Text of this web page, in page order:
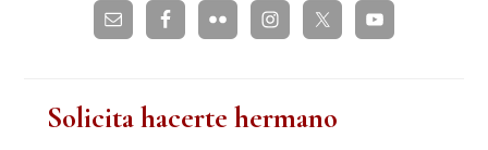
Solicita hacerte hermano